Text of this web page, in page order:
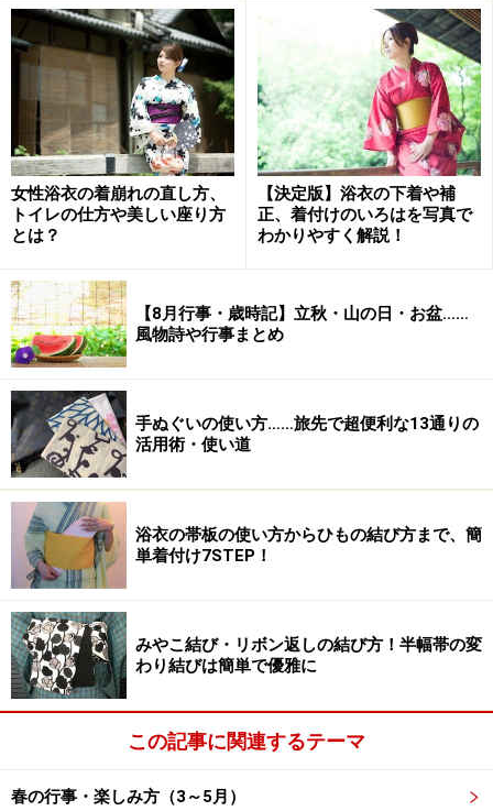
女性浴衣の着崩れの直し方、
トイレの仕方や美しい座り方
とは？
【決定版】浴衣の下着や補
正、着付けのいろはを写真で
わかりやすく解説！
【8月行事・歳時記】立秋・山の日・お盆……
風物詩や行事まとめ
手ぬぐいの使い方……旅先で超便利な13通りの
活用術・使い道
浴衣の帯板の使い方からひもの結び方まで、簡
単着付け7STEP！
みやこ結び・リボン返しの結び方！半幅帯の変
わり結びは簡単で優雅に
この記事に関連するテーマ
春の行事・楽しみ方（3～5月）